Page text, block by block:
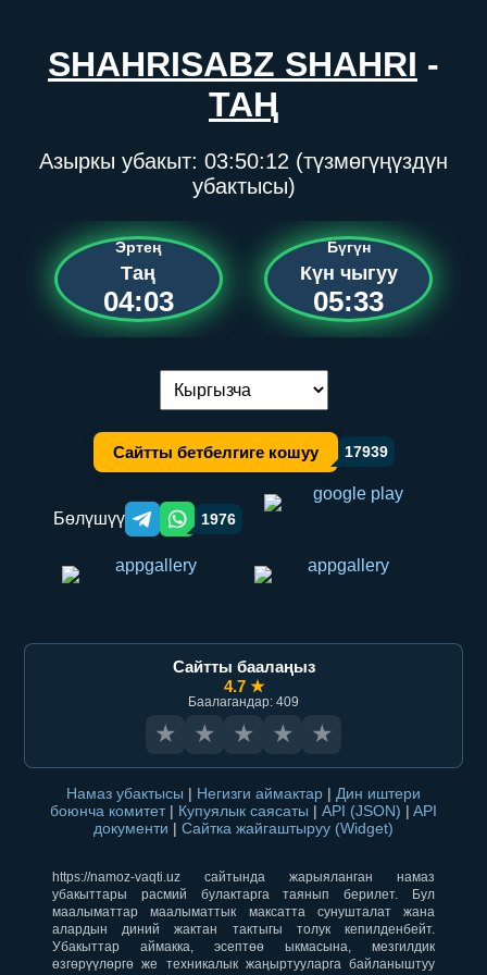
SHAHRISABZ SHAHRI -
ТАҢ
Азыркы убакыт: 03:50:12 (түзмөгүңүздүн
убактысы)
Эртең
Таң
04:03
Бүгүн
Күн чыгуу
05:33
Тилди алмаштыруу:
Сайтты бетбелгиге кошуу 17939
Бөлүшүү Telegram orqali ulashish
WhatsApp orqali ulashish
1976
Сайтты баалаңыз
4.7 ★
Баалагандар: 409
★ ★ ★ ★ ★
Намаз убактысы | Негизги аймактар | Дин иштери
боюнча комитет | Купуялык саясаты | API (JSON) | API
документи | Сайтка жайгаштыруу (Widget)
https://namoz-vaqti.uz сайтында жарыяланган намаз
убакыттары расмий булактарга таянып берилет. Бул
маалыматтар маалыматтык максатта сунушталат жана
алардын диний жактан тактыгы толук кепилденбейт.
Убакыттар аймакка, эсептөө ыкмасына, мезгилдик
өзгөрүүлөргө же техникалык жаңыртууларга байланыштуу